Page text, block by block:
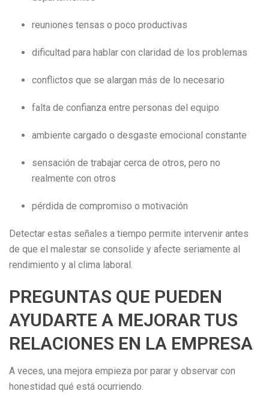
reuniones tensas o poco productivas
dificultad para hablar con claridad de los problemas
conflictos que se alargan más de lo necesario
falta de confianza entre personas del equipo
ambiente cargado o desgaste emocional constante
sensación de trabajar cerca de otros, pero no
realmente con otros
pérdida de compromiso o motivación
Detectar estas señales a tiempo permite intervenir antes
de que el malestar se consolide y afecte seriamente al
rendimiento y al clima laboral.
PREGUNTAS QUE PUEDEN
AYUDARTE A MEJORAR TUS
RELACIONES EN LA EMPRESA
A veces, una mejora empieza por parar y observar con
honestidad qué está ocurriendo.